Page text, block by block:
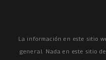
La información en este sitio
general. Nada en este sitio